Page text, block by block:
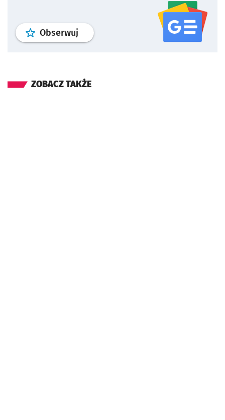
Obserwuj profil serwisu
ZOBACZ TAKŻE